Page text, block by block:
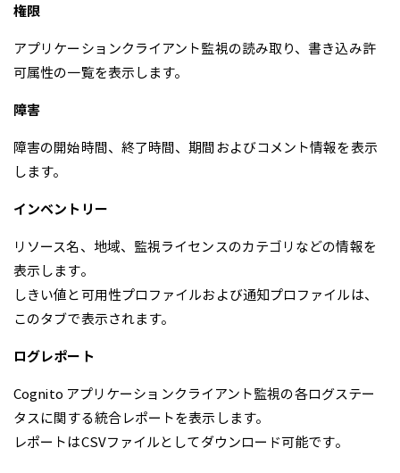
権限
アプリケーションクライアント監視の読み取り、書き込み許
可属性の一覧を表示します。
障害
障害の開始時間、終了時間、期間およびコメント情報を表示
します。
インベントリー
リソース名、地域、監視ライセンスのカテゴリなどの情報を
表示します。
しきい値と可用性プロファイルおよび通知プロファイルは、
このタブで表示されます。
ログレポート
Cognito アプリケーションクライアント監視の各ログステー
タスに関する統合レポートを表示します。
レポートはCSVファイルとしてダウンロード可能です。